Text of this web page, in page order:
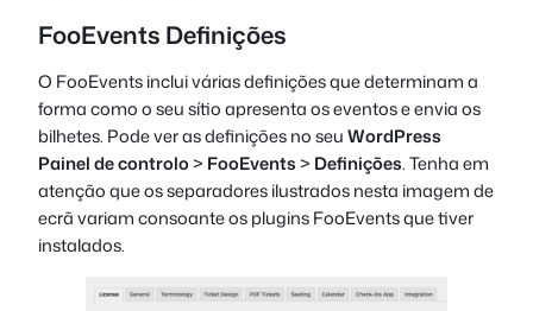
FooEvents Definições
O FooEvents inclui várias definições que determinam a
forma como o seu sítio apresenta os eventos e envia os
bilhetes. Pode ver as definições no seuWordPress
Painel de controlo> FooEvents> Definições. Tenha em
atenção que os separadores ilustrados nesta imagem de
ecrã variam consoante os plugins FooEvents que tiver
instalados.